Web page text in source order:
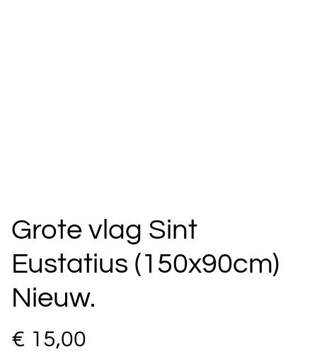
Grote vlag Sint
Eustatius (150x90cm)
Nieuw.
€ 15,00